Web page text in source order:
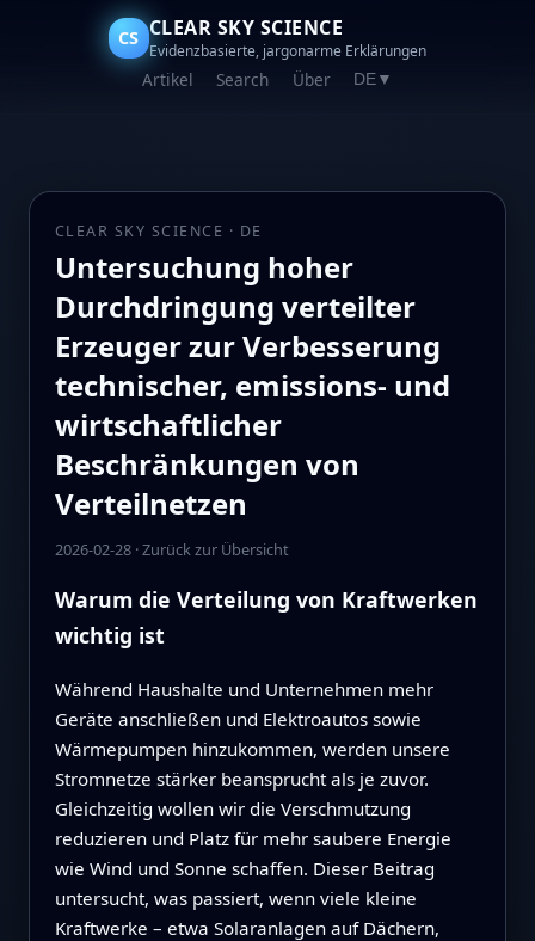
CS CLEAR SKY SCIENCE
Evidenzbasierte, jargonarme Erklärungen
Artikel Search Über DE▼
CLEAR SKY SCIENCE · DE
Untersuchung hoher
Durchdringung verteilter
Erzeuger zur Verbesserung
technischer, emissions- und
wirtschaftlicher
Beschränkungen von
Verteilnetzen
2026-02-28·Zurück zur Übersicht
Warum die Verteilung von Kraftwerken
wichtig ist
Während Haushalte und Unternehmen mehr
Geräte anschließen und Elektroautos sowie
Wärmepumpen hinzukommen, werden unsere
Stromnetze stärker beansprucht als je zuvor.
Gleichzeitig wollen wir die Verschmutzung
reduzieren und Platz für mehr saubere Energie
wie Wind und Sonne schaffen. Dieser Beitrag
untersucht, was passiert, wenn viele kleine
Kraftwerke – etwa Solaranlagen auf Dächern,